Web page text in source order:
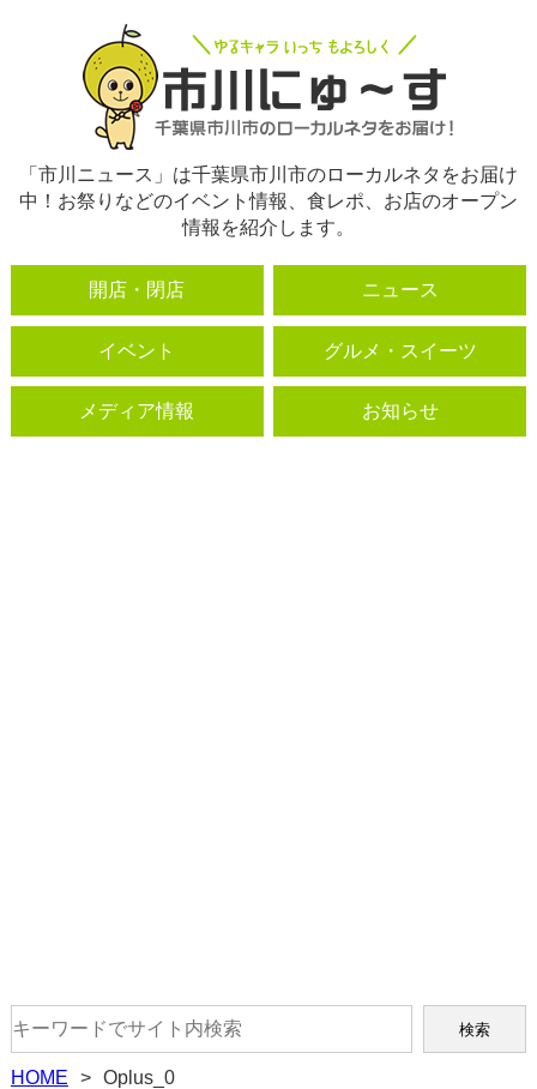
「市川ニュース」は千葉県市川市のローカルネタをお届け
中！お祭りなどのイベント情報、食レポ、お店のオープン
情報を紹介します。
開店・閉店 ニュース
イベント グルメ・スイーツ
メディア情報 お知らせ
HOME Oplus_0